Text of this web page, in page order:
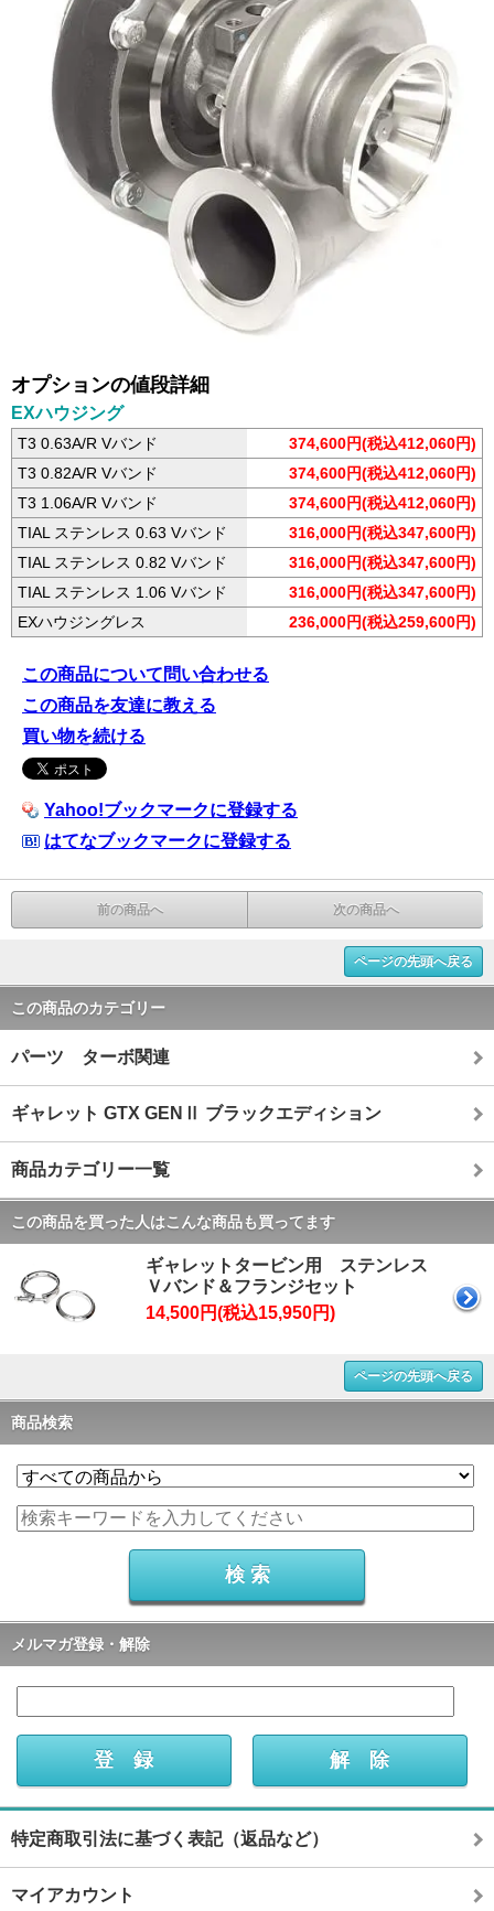
オプションの値段詳細
EXハウジング
T3 0.63A/R Vバンド
374,600円(税込412,060円)
T3 0.82A/R Vバンド
374,600円(税込412,060円)
T3 1.06A/R Vバンド
374,600円(税込412,060円)
TIAL ステンレス 0.63 Vバンド
316,000円(税込347,600円)
TIAL ステンレス 0.82 Vバンド
316,000円(税込347,600円)
TIAL ステンレス 1.06 Vバンド
316,000円(税込347,600円)
EXハウジングレス
236,000円(税込259,600円)
この商品について問い合わせる
この商品を友達に教える
買い物を続ける
Yahoo!ブックマークに登録する
はてなブックマークに登録する
前の商品へ 次の商品へ
ページの先頭へ戻る
この商品のカテゴリー
パーツ ターボ関連
ギャレット GTX GENⅡ ブラックエディション
商品カテゴリー一覧
この商品を買った人はこんな商品も買ってます
ギャレットタービン用 ステンレス
Ｖバンド＆フランジセット
14,500円(税込15,950円)
ページの先頭へ戻る
商品検索
メルマガ登録・解除
特定商取引法に基づく表記（返品など）
マイアカウント